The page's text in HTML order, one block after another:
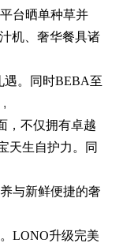
台晒单种草并
机、奢华餐具诸
遇。同时BEBA至
,
，不仅拥有卓越
天生自护力。同
与新鲜便捷的奢
LONO升级完美